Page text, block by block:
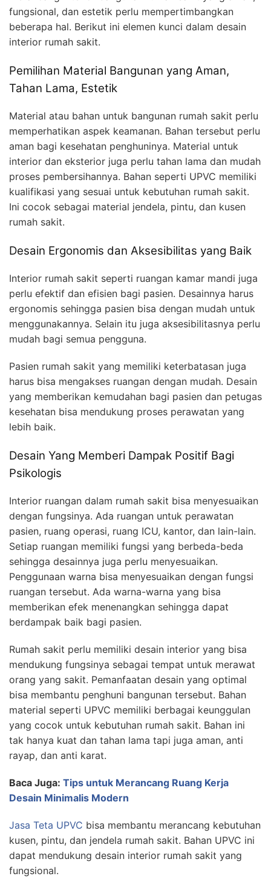
fungsional, dan estetik perlu mempertimbangkan
beberapa hal. Berikut ini elemen kunci dalam desain
interior rumah sakit.
Pemilihan Material Bangunan yang Aman,
Tahan Lama, Estetik
Material atau bahan untuk bangunan rumah sakit perlu
memperhatikan aspek keamanan. Bahan tersebut perlu
aman bagi kesehatan penghuninya. Material untuk
interior dan eksterior juga perlu tahan lama dan mudah
proses pembersihannya. Bahan seperti UPVC memiliki
kualifikasi yang sesuai untuk kebutuhan rumah sakit.
Ini cocok sebagai material jendela, pintu, dan kusen
rumah sakit.
Desain Ergonomis dan Aksesibilitas yang Baik
Interior rumah sakit seperti ruangan kamar mandi juga
perlu efektif dan efisien bagi pasien. Desainnya harus
ergonomis sehingga pasien bisa dengan mudah untuk
menggunakannya. Selain itu juga aksesibilitasnya perlu
mudah bagi semua pengguna.
Pasien rumah sakit yang memiliki keterbatasan juga
harus bisa mengakses ruangan dengan mudah. Desain
yang memberikan kemudahan bagi pasien dan petugas
kesehatan bisa mendukung proses perawatan yang
lebih baik.
Desain Yang Memberi Dampak Positif Bagi
Psikologis
Interior ruangan dalam rumah sakit bisa menyesuaikan
dengan fungsinya. Ada ruangan untuk perawatan
pasien, ruang operasi, ruang ICU, kantor, dan lain-lain.
Setiap ruangan memiliki fungsi yang berbeda-beda
sehingga desainnya juga perlu menyesuaikan.
Penggunaan warna bisa menyesuaikan dengan fungsi
ruangan tersebut. Ada warna-warna yang bisa
memberikan efek menenangkan sehingga dapat
berdampak baik bagi pasien.
Rumah sakit perlu memiliki desain interior yang bisa
mendukung fungsinya sebagai tempat untuk merawat
orang yang sakit. Pemanfaatan desain yang optimal
bisa membantu penghuni bangunan tersebut. Bahan
material seperti UPVC memiliki berbagai keunggulan
yang cocok untuk kebutuhan rumah sakit. Bahan ini
tak hanya kuat dan tahan lama tapi juga aman, anti
rayap, dan anti karat.
Baca Juga: Tips untuk Merancang Ruang Kerja
Desain Minimalis Modern
Jasa Teta UPVC bisa membantu merancang kebutuhan
kusen, pintu, dan jendela rumah sakit. Bahan UPVC ini
dapat mendukung desain interior rumah sakit yang
fungsional.